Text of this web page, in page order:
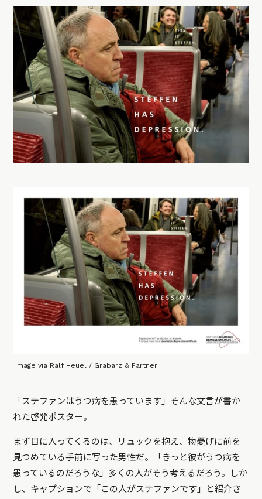
Image via Ralf Heuel / Grabarz & Partner
「ステファンはうつ病を患っています」そんな文言が書か
れた啓発ポスター。
まず目に入ってくるのは、リュックを抱え、物憂げに前を
見つめている手前に写った男性だ。「きっと彼がうつ病を
患っているのだろうな」多くの人がそう考えるだろう。しか
し、キャプションで「この人がステファンです」と紹介さ